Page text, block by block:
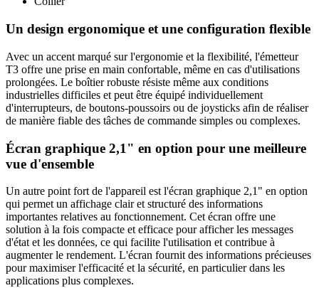
Un design ergonomique et une configuration flexible
Avec un accent marqué sur l'ergonomie et la flexibilité, l'émetteur
T3 offre une prise en main confortable, même en cas d'utilisations
prolongées. Le boîtier robuste résiste même aux conditions
industrielles difficiles et peut être équipé individuellement
d'interrupteurs, de boutons-poussoirs ou de joysticks afin de réaliser
de manière fiable des tâches de commande simples ou complexes.
Écran graphique 2,1" en option pour une meilleure
vue d'ensemble
Un autre point fort de l'appareil est l'écran graphique 2,1" en option
qui permet un affichage clair et structuré des informations
importantes relatives au fonctionnement. Cet écran offre une
solution à la fois compacte et efficace pour afficher les messages
d'état et les données, ce qui facilite l'utilisation et contribue à
augmenter le rendement. L'écran fournit des informations précieuses
pour maximiser l'efficacité et la sécurité, en particulier dans les
applications plus complexes.